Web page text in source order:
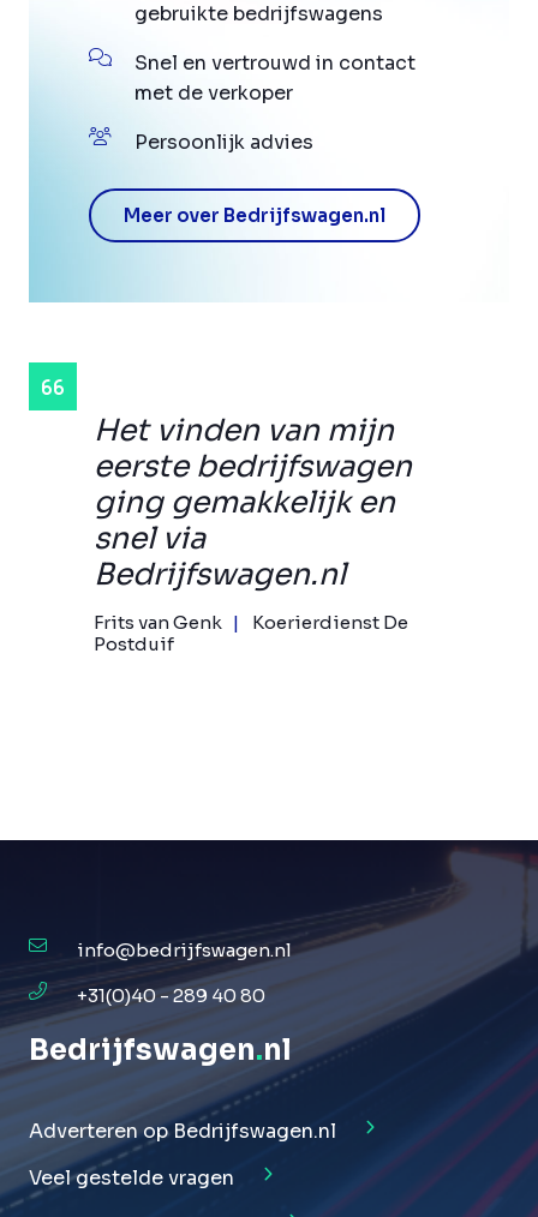
Het vinden van mijn
eerste bedrijfswagen
ging gemakkelijk en
snel via
Bedrijfswagen.nl
Frits van Genk
Koerierdienst De
Postduif
gebruikte bedrijfswagens
Snel en vertrouwd in contact
met de verkoper
Persoonlijk advies
Meer over Bedrijfswagen.nl
info@bedrijfswagen.nl
+31(0)40 - 289 40 80
Bedrijfswagen.nl
Adverteren op Bedrijfswagen.nl
Veel gestelde vragen